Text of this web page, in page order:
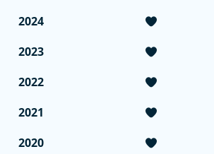
2024
2023
2022
2021
2020